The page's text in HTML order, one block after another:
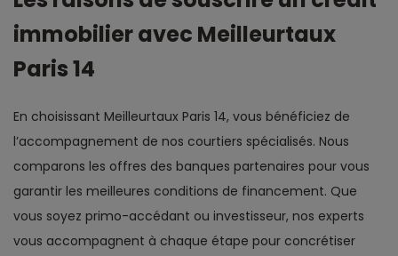
immobilier avec Meilleurtaux
Paris 14
En choisissant Meilleurtaux Paris 14, vous bénéficiez de
l’accompagnement de nos courtiers spécialisés. Nous
comparons les offres des banques partenaires pour vous
garantir les meilleures conditions de financement. Que
vous soyez primo-accédant ou investisseur, nos experts
vous accompagnent à chaque étape pour concrétiser